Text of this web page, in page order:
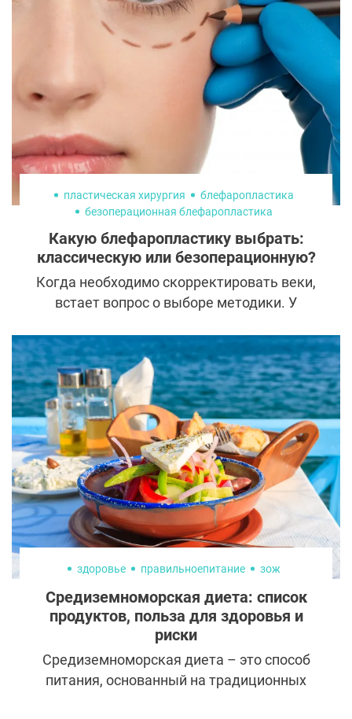
с собой делала. Рассказываем о том,
какие операции помогли Алле Пугачевой
так роскошно выглядеть в 71 год.
пластическая хирургия
блефаропластика
безоперационная блефаропластика
Какую блефаропластику выбрать:
классическую или безоперационную?
Когда необходимо скорректировать веки,
встает вопрос о выборе методики. У
у классической, есть свои адепты и
критики. Как же определиться? Для
начала разобраться в особенностях
каждого из этих подходов.
здоровье правильноепитание зож
Средиземноморская диета: список
продуктов, польза для здоровья и
риски
Средиземноморская диета – это способ
питания, основанный на традиционных